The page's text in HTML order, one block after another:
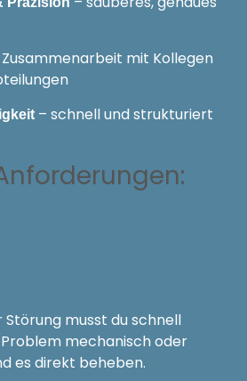
mit Kollegen
– schnell und strukturiert
Störung musst du schnell
mechanisch oder
es direkt beheben.